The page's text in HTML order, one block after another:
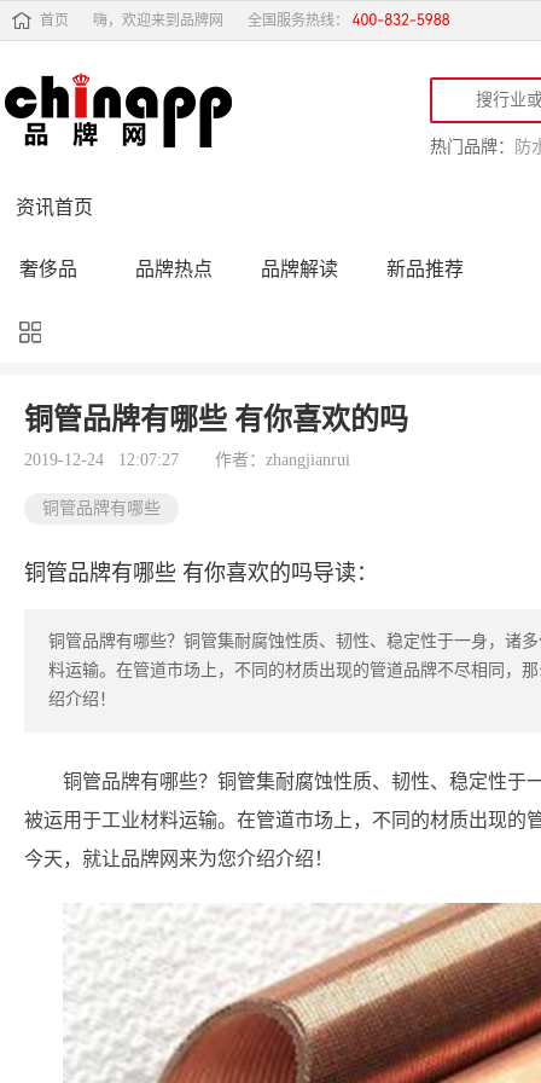
首页 嗨，欢迎来到品牌网 全国服务热线：
热门品牌： 防
资讯首页
奢侈品 品牌热点 品牌解读 新品推荐
品牌黑榜
品牌导购 专家点评 精彩点评
铜管品牌有哪些 有你喜欢的吗
2019-12-24 12:07:27 作者：zhangjianrui
铜管品牌有哪些
铜管品牌有哪些 有你喜欢的吗导读：
铜管品牌有哪些？铜管集耐腐蚀性质、韧性、稳定性于一身，诸
料运输。在管道市场上，不同的材质出现的管道品牌不尽相同，
绍介绍！
铜管品牌有哪些？铜管集耐腐蚀性质、韧性、稳定性于
被运用于工业材料运输。在管道市场上，不同的材质出现的
今天，就让品牌网来为您介绍介绍！